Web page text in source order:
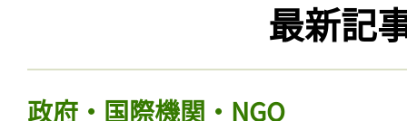
最新記
政府・国際機関・NGO
ログイン